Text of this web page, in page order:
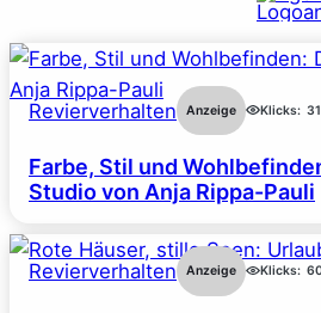
Revierverhalten Anzeige Klicks:
Farbe, Stil und
Studio von Anja Rippa-Pauli
Revierverhalten Anzeige Klicks: